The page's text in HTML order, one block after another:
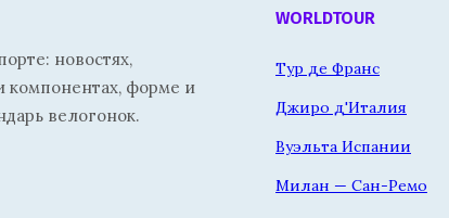
новостях,
компонентах, форме и
велогонок.
WORLDTOUR
Тур де Франс
Джиро д'Италия
Вуэльта Испании
Милан — Сан-Ремо